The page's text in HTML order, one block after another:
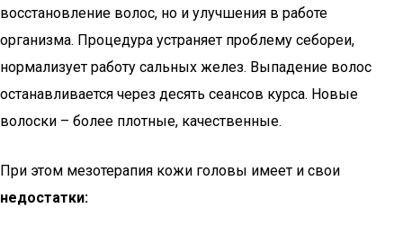
восстановление волос, но и улучшения в работе
организма. Процедура устраняет проблему себореи,
нормализует работу сальных желез. Выпадение волос
останавливается через десять сеансов курса. Новые
волоски – более плотные, качественные.
При этом мезотерапия кожи головы имеет и свои
недостатки: